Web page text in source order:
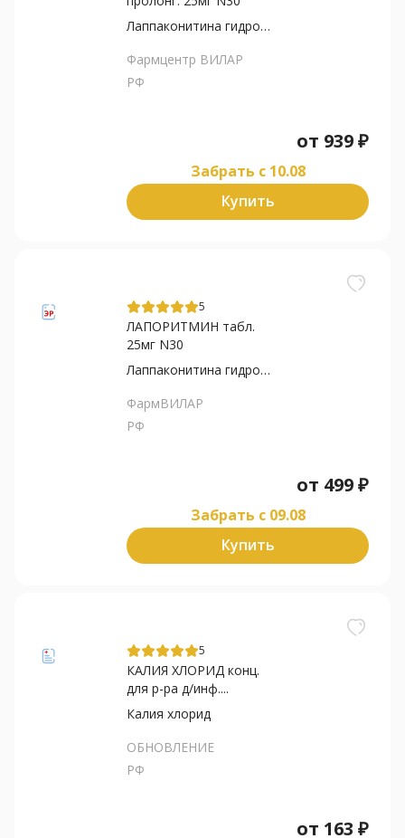
Лаппаконитина гидробромид
Фармцентр ВИЛАР
РФ
от 939₽
Забрать c 10.08
Купить
5
ЛАПОРИТМИН табл.
25мг N30
Лаппаконитина гидробромид
ФармВИЛАР
РФ
от 499₽
Забрать c 09.08
Купить
5
КАЛИЯ ХЛОРИД конц.
для р-ра д/инф....
Калия хлорид
ОБНОВЛЕНИЕ
РФ
от 163 ₽